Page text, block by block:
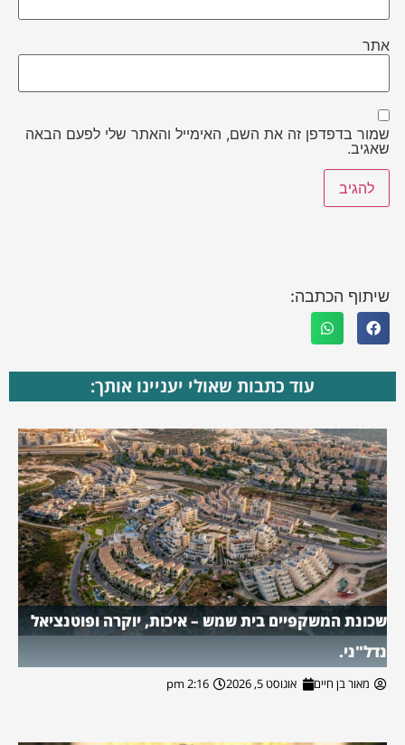
אתר
שמור בדפדפן זה את השם, האימייל והאתר שלי לפעם הבאה
שאגיב.
שיתוף הכתבה:
עוד כתבות שאולי יעניינו אותך:
שכונת המשקפיים בית שמש – איכות, יוקרה ופוטנציאל
נדל"ני.
מאור בן חיים אוגוסט 5, 2026 2:16 pm